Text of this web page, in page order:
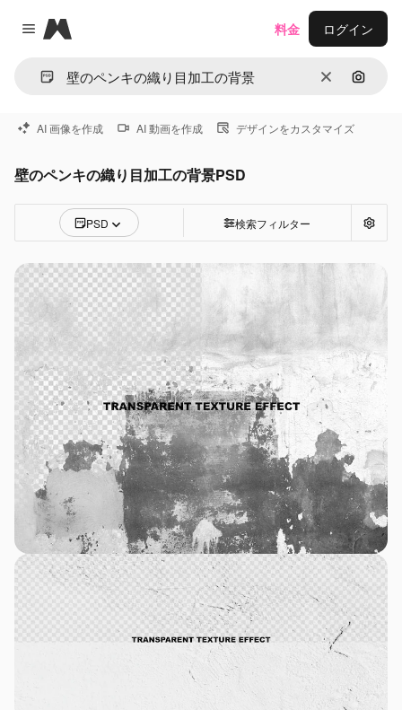
Close menu
Magnific
消去 画像で
料金 ログイン
AI 画像を作成 AI 動画を作成 デザインをカスタマイズ
壁のペンキの織り目加工の背景PSD
PSD 検索フィルター